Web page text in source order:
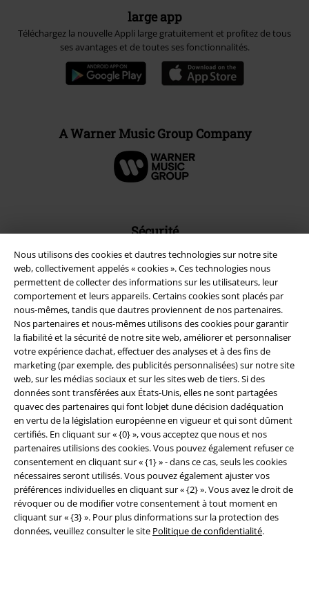
Nous utilisons des cookies et dautres technologies sur notre site
web, collectivement appelés « cookies ». Ces technologies nous
permettent de collecter des informations sur les utilisateurs, leur
comportement et leurs appareils. Certains cookies sont placés par
nous-mêmes, tandis que dautres proviennent de nos partenaires.
Nos partenaires et nous-mêmes utilisons des cookies pour garantir
la fiabilité et la sécurité de notre site web, améliorer et personnaliser
votre expérience dachat, effectuer des analyses et à des fins de
marketing (par exemple, des publicités personnalisées) sur notre site
web, sur les médias sociaux et sur les sites web de tiers. Si des
données sont transférées aux États-Unis, elles ne sont partagées
quavec des partenaires qui font lobjet dune décision dadéquation
en vertu de la législation européenne en vigueur et qui sont dûment
certifiés. En cliquant sur « {0} », vous acceptez que nous et nos
partenaires utilisions des cookies. Vous pouvez également refuser ce
consentement en cliquant sur « {1} » - dans ce cas, seuls les cookies
nécessaires seront utilisés. Vous pouvez également ajuster vos
préférences individuelles en cliquant sur « {2} ». Vous avez le droit de
révoquer ou de modifier votre consentement à tout moment en
cliquant sur « {3} ». Pour plus dinformations sur la protection des
données, veuillez consulter le site Politique de confidentialité.
large app
Téléchargez la nouvelle Appli large gratuitement et profitez de tous
ses avantages et de toutes ses fonctionnalités.
A Warner Music Group Company
Sécurité
Légal
Conditions générales
Éditeur
Clauses de confidentialité